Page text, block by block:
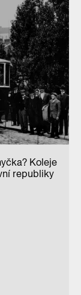
Koleje
republiky